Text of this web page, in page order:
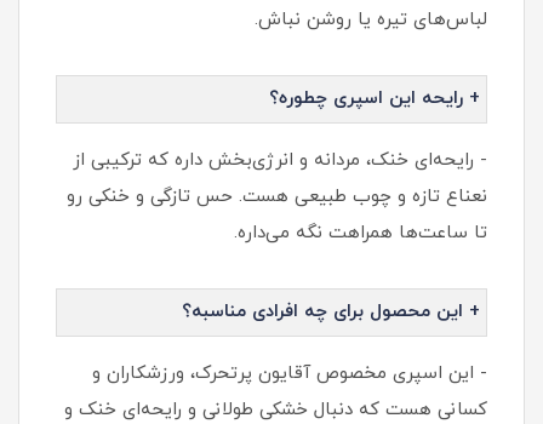
لباس‌های تیره یا روشن نباش.
+ رایحه این اسپری چطوره؟
- رایحه‌ای خنک، مردانه و انرژی‌بخش داره که ترکیبی از
نعناع تازه و چوب طبیعی هست. حس تازگی و خنکی رو
تا ساعت‌ها همراهت نگه می‌داره.
+ این محصول برای چه افرادی مناسبه؟
- این اسپری مخصوص آقایون پرتحرک، ورزشکاران و
کسانی هست که دنبال خشکی طولانی و رایحه‌ای خنک و